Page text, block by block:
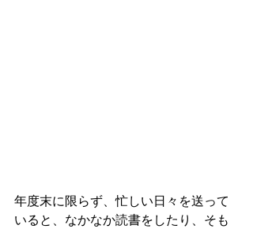
年度末に限らず、忙しい日々を送って
いると、なかなか読書をしたり、そも